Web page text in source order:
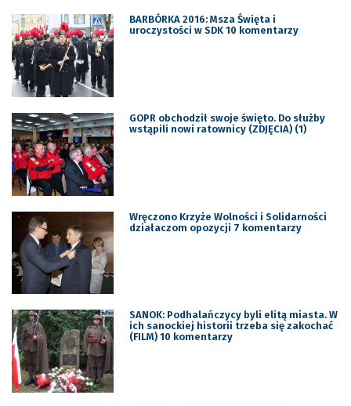
BARBÓRKA 2016: Msza Święta i
uroczystości w SDK 10 komentarzy
GOPR obchodził swoje święto. Do służby
wstąpili nowi ratownicy (ZDJĘCIA) (1)
Wręczono Krzyże Wolności i Solidarności
działaczom opozycji 7 komentarzy
SANOK: Podhalańczycy byli elitą miasta. W
ich sanockiej historii trzeba się zakochać
(FILM) 10 komentarzy